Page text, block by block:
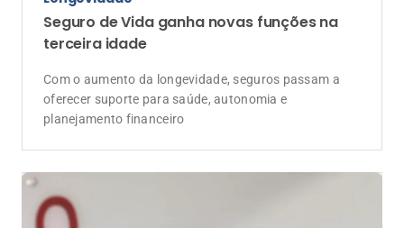
Seguro de Vida ganha novas funções na
terceira idade
Com o aumento da longevidade, seguros passam a
oferecer suporte para saúde, autonomia e
planejamento financeiro